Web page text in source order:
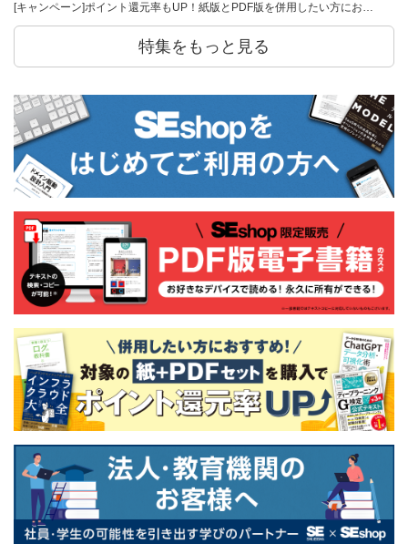
[キャンペーン]ポイント還元率もUP！紙版とPDF版を併用したい方にお…
特集をもっと見る